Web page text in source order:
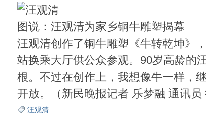
图说：汪观清为家乡铜牛雕塑揭幕
汪观清创作了铜牛雕塑《牛转乾坤》
站换乘大厅供公众参观。90岁高龄的
根。不过在创作上，我想像牛一样，
开放。（新民晚报记者 乐梦融 通讯员
汪观清